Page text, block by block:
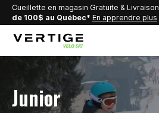
Cueillette en magasin Gratuite & Livraison
de 100$ au Québec* En apprendre plus
Junior